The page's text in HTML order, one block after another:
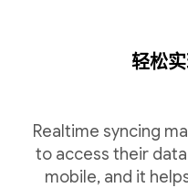
轻松
Realtime syncing
to access their
mobile, and it